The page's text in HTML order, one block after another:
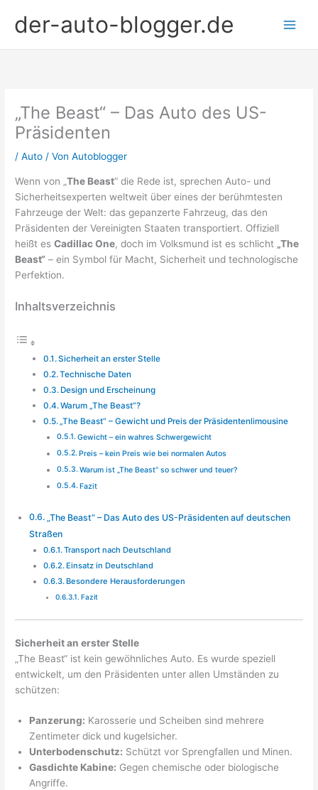
Inhaltder-auto-blogger.de
„The Beast“ – Das Auto des US-
Präsidenten
/Auto / VonAutoblogger
Wenn von „The Beast“ die Rede ist, sprechen Auto- und
Sicherheitsexperten weltweit über eines der berühmtesten
Fahrzeuge der Welt: das gepanzerte Fahrzeug, das den
Präsidenten der Vereinigten Staaten transportiert. Offiziell
heißt esCadillac One, doch im Volksmund ist es schlicht „The
Beast“ – ein Symbol für Macht, Sicherheit und technologische
Perfektion.
Inhaltsverzeichnis
Sicherheit an erster Stelle
Technische Daten
Design und Erscheinung
Warum „The Beast“?
„The Beast“ – Gewicht und Preis der Präsidentenlimousine
Gewicht – ein wahres Schwergewicht
Preis – kein Preis wie bei normalen Autos
Warum ist „The Beast“ so schwer und teuer?
Fazit
„The Beast“ – Das Auto des US-Präsidenten auf deutschen
Straßen
Transport nach Deutschland
Einsatz in Deutschland
Besondere Herausforderungen
Fazit
Sicherheit an erster Stelle
„The Beast“ ist kein gewöhnliches Auto. Es wurde speziell
entwickelt, um den Präsidenten unter allen Umständen zu
schützen:
Panzerung: Karosserie und Scheiben sind mehrere
Zentimeter dick und kugelsicher.
Unterbodenschutz: Schützt vor Sprengfallen und Minen.
Gasdichte Kabine: Gegen chemische oder biologische
Angriffe.